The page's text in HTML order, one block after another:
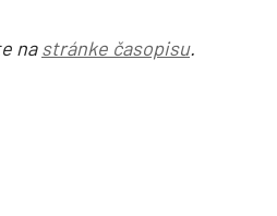
nastránke časopisu.